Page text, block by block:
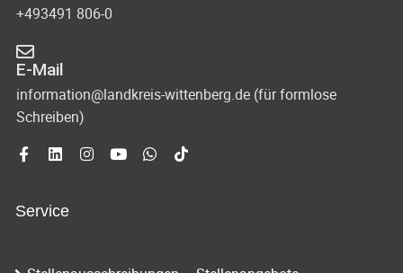
+493491 806-0
E-Mail
information@landkreis-wittenberg.de (für formlose
Schreiben)
Service